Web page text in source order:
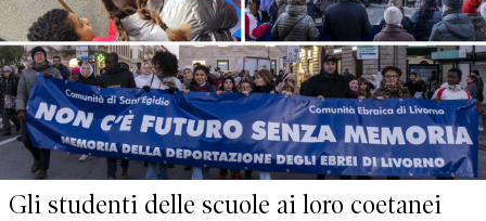
Gli studenti delle scuole ai loro coetanei